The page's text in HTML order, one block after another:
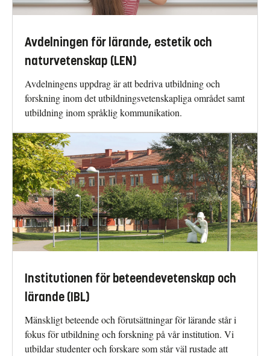
Avdelningen för lärande, estetik och
naturvetenskap (LEN)
Avdelningens uppdrag är att bedriva utbildning och
forskning inom det utbildningsvetenskapliga området samt
utbildning inom språklig kommunikation.
Institutionen för beteendevetenskap och
lärande (IBL)
Mänskligt beteende och förutsättningar för lärande står i
fokus för utbildning och forskning på vår institution. Vi
utbildar studenter och forskare som står väl rustade att